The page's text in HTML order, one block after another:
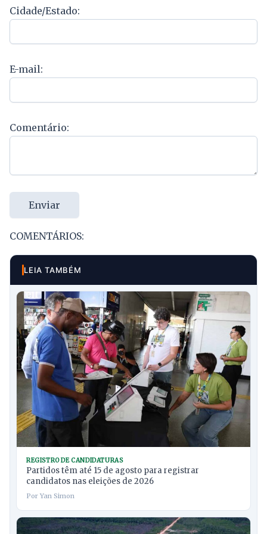
Cidade/Estado:
E-mail:
Comentário:
Enviar
COMENTÁRIOS:
LEIA TAMBÉM
REGISTRO DE CANDIDATURAS
Partidos têm até 15 de agosto para registrar
candidatos nas eleições de 2026
Por Yan Simon